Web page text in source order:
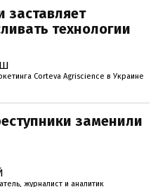
заставляет
технологии
Corteva Agriscience в Украине
заменили
журналист и аналитик